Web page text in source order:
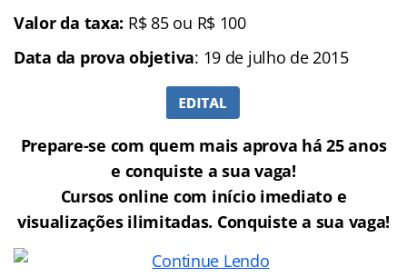
Valor da taxa: R$ 85 ou R$ 100
Data da prova objetiva: 19 de julho de 2015
Prepare-se com quem mais aprova há 25 anos
e conquiste a sua vaga!
Cursos online com início imediato e
visualizações ilimitadas. Conquiste a sua vaga!